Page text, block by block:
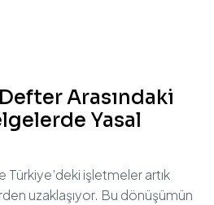
Arasındaki
Yasal
işletmeler artık
uzaklaşıyor. Bu dönüşümün